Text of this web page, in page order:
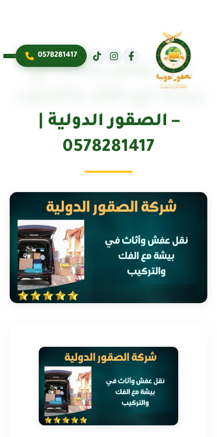
0578281417
نقل عفش وأثاث في
– الصقور الدولية |
0578281417